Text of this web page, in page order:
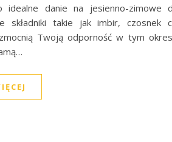
idealne danie na jesienno-zimowe
składniki takie jak imbir, czosnek
Twoją odporność w tym